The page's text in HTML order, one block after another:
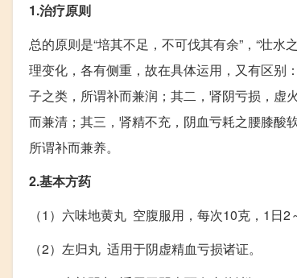
1.治疗原则
总的原则是“培其不足，不可伐其有余”，“壮
理变化，各有侧重，故在具体运用，又有区别
子之类，所谓补而兼润；其二，肾阴亏损，虚
而兼清；其三，肾精不充，阴血亏耗之腰膝酸
所谓补而兼养。
2.基本方药
（1）六味地黄丸 空腹服用，每次10克，1日2
（2）左归丸 适用于阴虚精血亏损诸证。